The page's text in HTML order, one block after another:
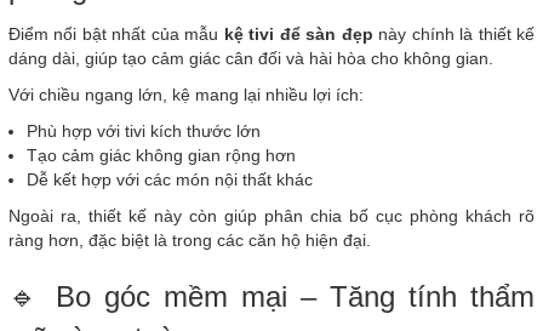
Điểm nổi bật nhất của mẫu kệ tivi để sàn đẹp này chính là thiết kế
dáng dài, giúp tạo cảm giác cân đối và hài hòa cho không gian.
Với chiều ngang lớn, kệ mang lại nhiều lợi ích:
Phù hợp với tivi kích thước lớn
Tạo cảm giác không gian rộng hơn
Dễ kết hợp với các món nội thất khác
Ngoài ra, thiết kế này còn giúp phân chia bố cục phòng khách rõ
ràng hơn, đặc biệt là trong các căn hộ hiện đại.
🔹 Bo góc mềm mại – Tăng tính thẩm